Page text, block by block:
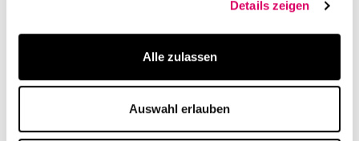
Details zeigen
Alle zulassen
Auswahl erlauben